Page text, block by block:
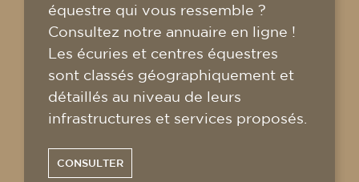
équestre qui vous ressemble ?
Consultez notre annuaire en ligne !
Les écuries et centres équestres
sont classés géographiquement et
détaillés au niveau de leurs
infrastructures et services proposés.
CONSULTER